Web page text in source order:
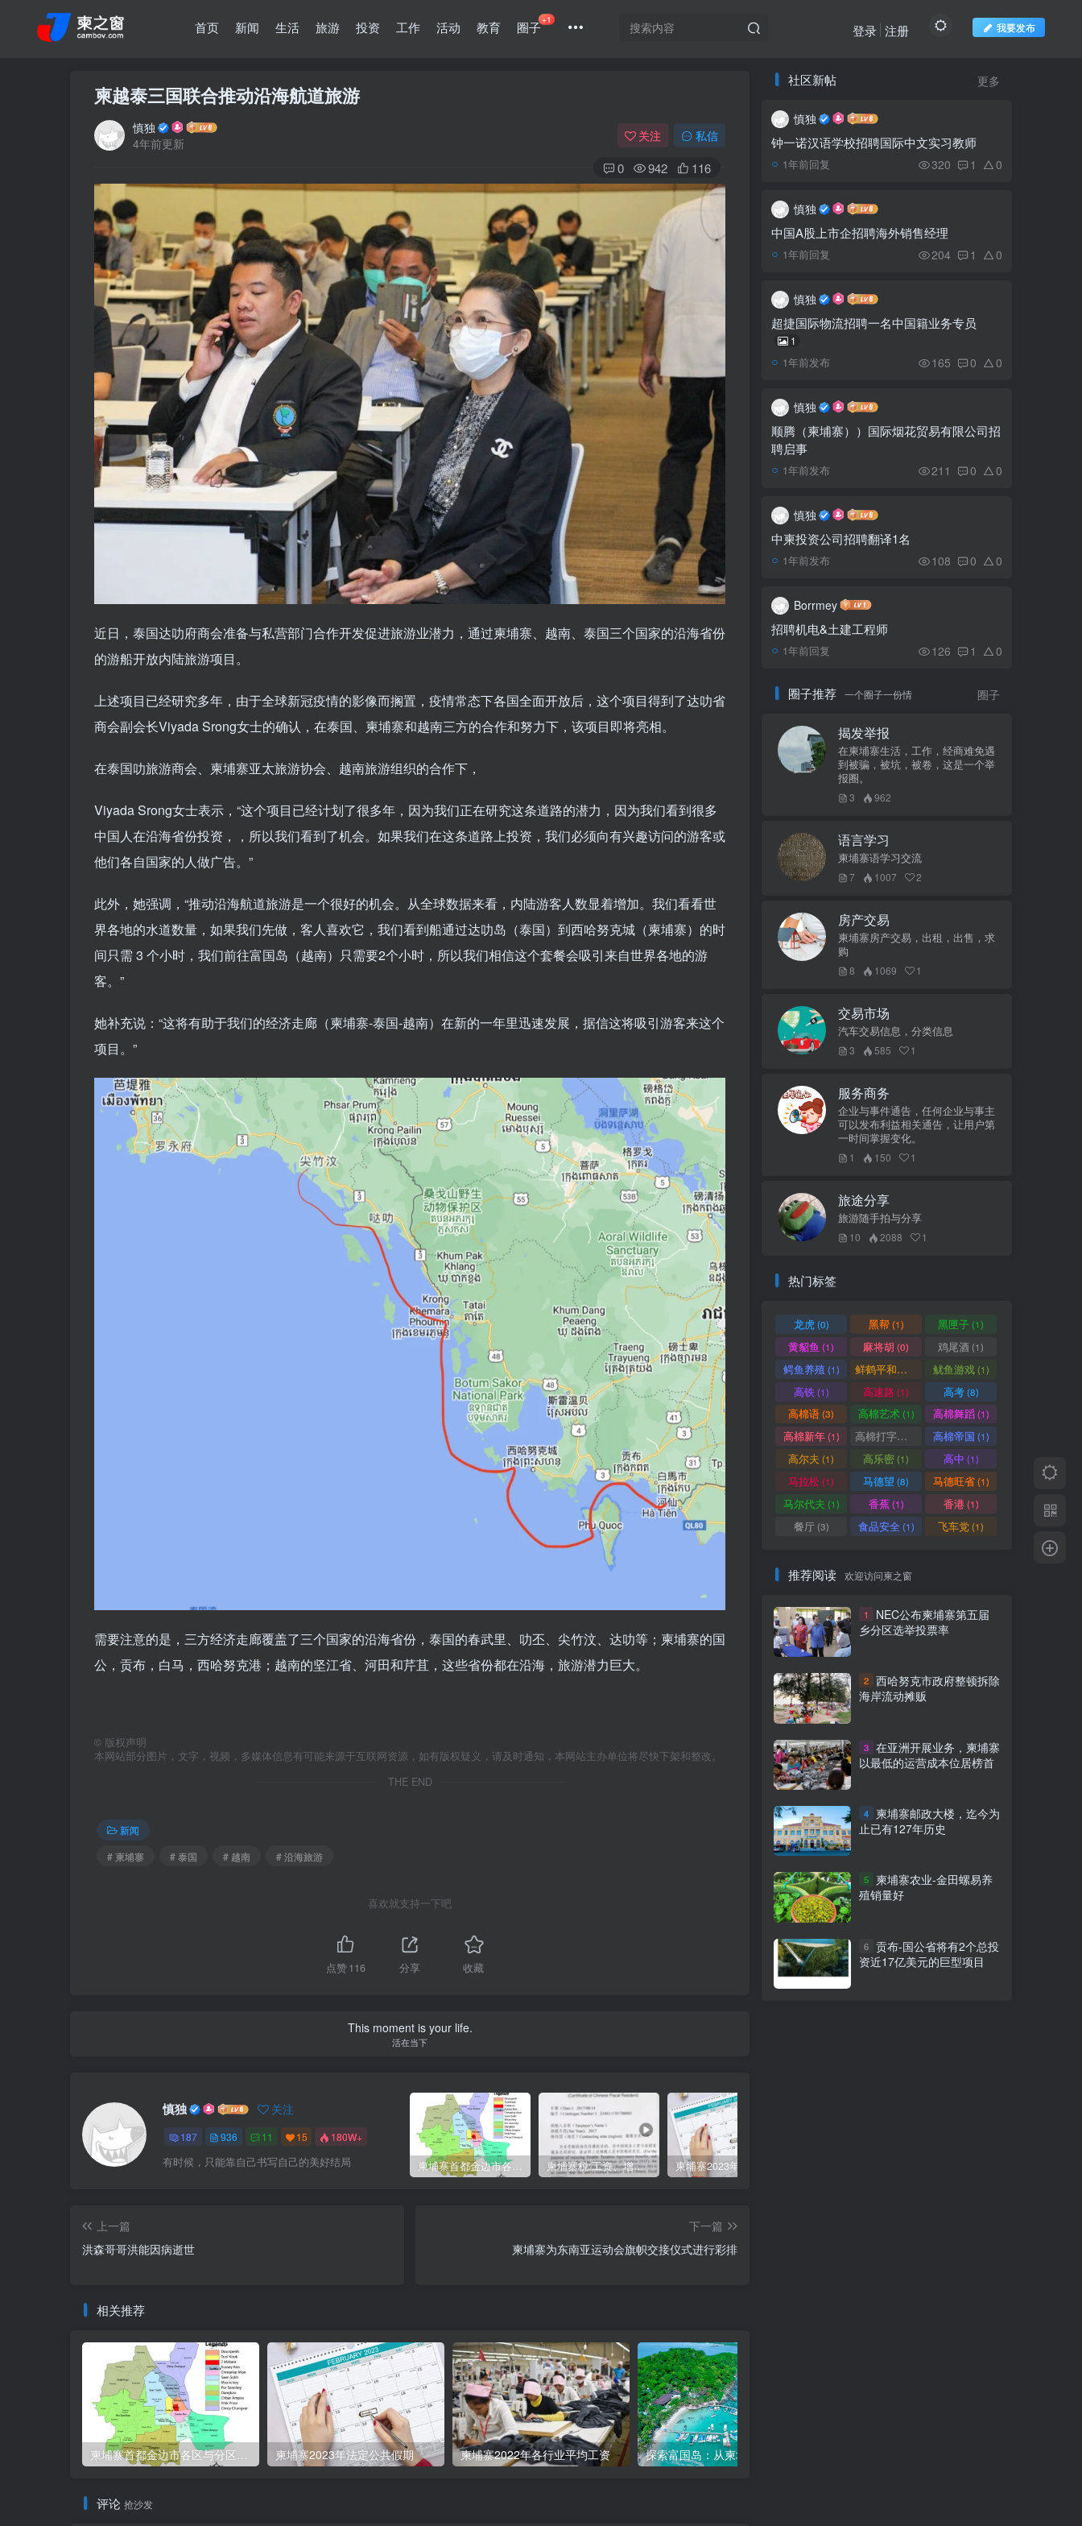
首页 新闻 生活 旅游 投资 工作 活动 教育 圈子+1
我要发布
登录 注册
柬越泰三国联合推动沿海航道旅游
慎独
4年前更新
关注 私信
0 942 116
近日，泰国达叻府商会准备与私营部门合作开发促进旅游业潜力，通过柬埔寨、越南、泰国三个国家的沿海省份
的游船开放内陆旅游项目。
上述项目已经研究多年，由于全球新冠疫情的影像而搁置，疫情常态下各国全面开放后，这个项目得到了达叻省
商会副会长Viyada Srong女士的确认，在泰国、柬埔寨和越南三方的合作和努力下，该项目即将亮相。
在泰国叻旅游商会、柬埔寨亚太旅游协会、越南旅游组织的合作下，
Viyada Srong女士表示，“这个项目已经计划了很多年，因为我们正在研究这条道路的潜力，因为我们看到很多
中国人在沿海省份投资，，所以我们看到了机会。如果我们在这条道路上投资，我们必须向有兴趣访问的游客或
他们各自国家的人做广告。”
此外，她强调，“推动沿海航道旅游是一个很好的机会。从全球数据来看，内陆游客人数显着增加。我们看看世
界各地的水道数量，如果我们先做，客人喜欢它，我们看到船通过达叻岛（泰国）到西哈努克城（柬埔寨）的时
间只需 3 个小时，我们前往富国岛（越南）只需要2个小时，所以我们相信这个套餐会吸引来自世界各地的游
客。”
她补充说：“这将有助于我们的经济走廊（柬埔寨-泰国-越南）在新的一年里迅速发展，据信这将吸引游客来这个
项目。”
需要注意的是，三方经济走廊覆盖了三个国家的沿海省份，泰国的春武里、叻丕、尖竹汶、达叻等；柬埔寨的国
公，贡布，白马，西哈努克港；越南的坚江省、河田和芹苴，这些省份都在沿海，旅游潜力巨大。
© 版权声明
本网站部分图片，文字，视频，多媒体信息有可能来源于互联网资源，如有版权疑义，请及时通知，本网站主办单位将尽快下架和整改。
THE END
新闻
# 柬埔寨
# 泰国 # 越南 # 沿海旅游
喜欢就支持一下吧
点赞116 分享 收藏
This moment is your life.
活在当下
慎独 关注
187 936 11 15 180W+
有时候，只能靠自己书写自己的美好结局 柬埔寨首都金边市各区与分区名称分布 柬埔寨税:工资、增值、预扣、利润、专利、产业、注册税
上一篇
洪森哥哥洪能因病逝世
下一篇
柬埔寨为东南亚运动会旗帜交接仪式进行彩排
相关推荐
柬埔寨2023年法定公共假期 柬埔寨2022年各行业平均工资
评论 抢沙发
推荐阅读
1 NEC公布柬埔寨第五届
乡分区选举投票率
海岸流动摊贩
在亚洲开展业务，柬埔寨
4 柬埔寨邮政大楼，迄今为
殖销量好
资近17亿美元的巨型项目
社区新帖 更多
慎独
钟一诺汉语学校招聘国际中文实习教师
1年前回复 320 1 0
慎独
中国A股上市企招聘海外销售经理
1年前回复 204 1 0
慎独
超捷国际物流招聘一名中国籍业务专员
1
1年前发布 165 0 0
慎独
顺腾（柬埔寨））国际烟花贸易有限公司招
聘启事
1年前发布 211 0 0
慎独
中柬投资公司招聘翻译1名
1年前发布 108 0 0
Borrmey
招聘机电&土建工程师
1年前回复 126 1 0
圈子推荐 一个圈子一份情 圈子
揭发举报
在柬埔寨生活，工作，经商难免遇
到被骗，被坑，被卷，这是一个举
报圈。
3 962
语言学习
柬埔寨语学习交流
7 1007 2
房产交易
柬埔寨房产交易，出租，出售，求
购
8 1069 1
交易市场
汽车交易信息，分类信息
3 585 1
服务商务
企业与事件通告，任何企业与事主
可以发布利益相关通告，让用户第
一时间掌握变化。
1 150 1
旅途分享
旅游随手拍与分享
10 2088 1
热门标签
龙虎(0) 黑帮(1) 黑匣子(1)
黄貂鱼 (1) 麻将胡 (0) 鸡尾酒 (1)
鳄鱼养殖(1) 鲜鹤平和赏 鱿鱼游戏(1)
高铁(1) 高速路(1) 高考(8)
高棉语(3) 高棉艺术(1) 高棉舞蹈(1)
高棉新年(1) 高棉打字机 高棉帝国 (1)
高尔夫 (1) 高乐密 (1) 高中 (1)
马拉松(1) 马德望 (8) 马德旺省(1)
马尔代夫 (1) 香蕉(1) 香港(1)
餐厅(3) 食品安全(1) 飞车党(1)
推荐阅读 欢迎访问柬之窗
1
NEC公布柬埔寨第五届
乡分区选举投票率
2 西哈努克市政府整顿拆除
海岸流动摊贩
3 在亚洲开展业务，柬埔寨
以最低的运营成本位居榜首
4
柬埔寨邮政大楼，迄今为
止已有127年历史
5
柬埔寨农业-金田螺易养
殖销量好
6 贡布-国公省将有2个总投
资近17亿美元的巨型项目